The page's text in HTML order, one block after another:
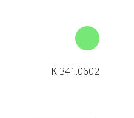
K 341.0602